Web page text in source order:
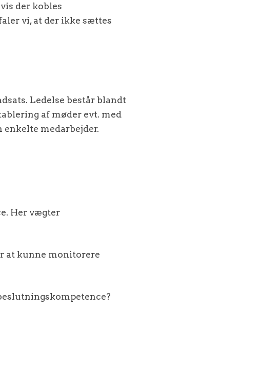
der kobles
vi, at der ikke sættes
Ledelse består blandt
af møder evt. med
medarbejder.
Her vægter
at kunne monitorere